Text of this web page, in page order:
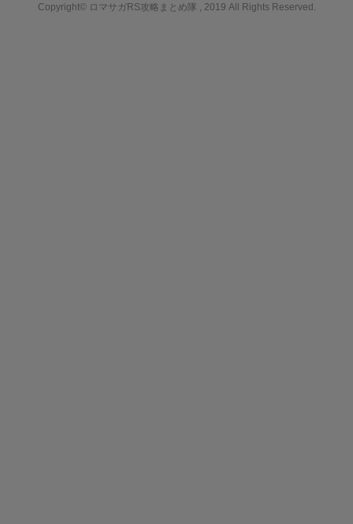
Copyright© ロマサガRS攻略まとめ隊 , 2019 All Rights Reserved.